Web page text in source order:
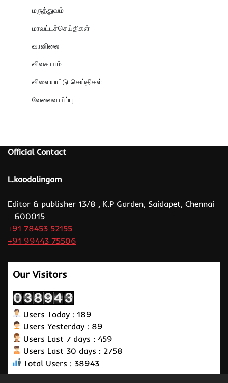
மருத்துவம்
மாவட்டச்செய்திகள்
வானிலை
விவசாயம்
விளையாட்டு செய்திகள்
வேலைவாய்ப்பு
Official Contact
L.koodalingam
Editor & publisher 13/8 , K.P Garden, Saidapet, Chennai
- 600015
+91 78453 52155
+91 99443 75506
Our Visitors
Users Today : 189
Users Yesterday : 89
Users Last 7 days : 459
Users Last 30 days : 2758
Total Users : 38943